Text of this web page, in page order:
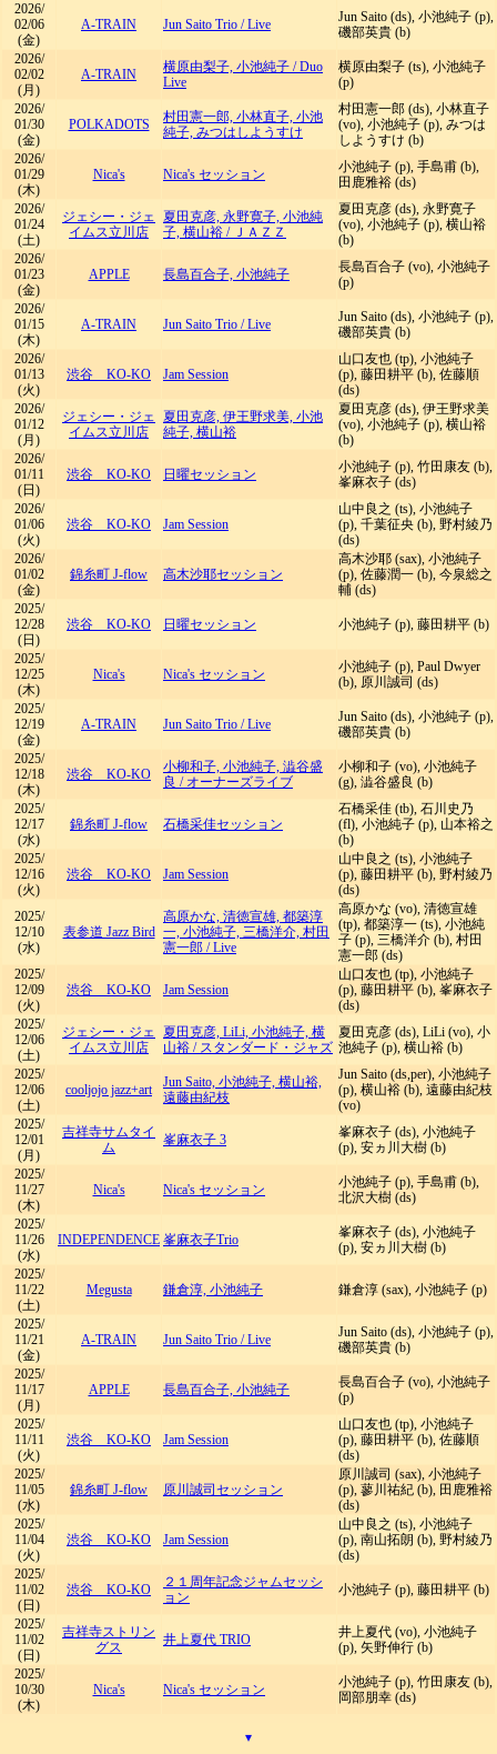
2026/
02/06
(金)
A-TRAIN Jun Saito Trio /Live
Jun Saito (ds), 小池純子 (p),
磯部英貴 (b)
2026/
02/02
(月)
A-TRAIN 横原由梨子, 小池純子 /Duo
Live
横原由梨子 (ts), 小池純子
(p)
2026/
01/30
(金)
POLKADOTS
村田憲一郎, 小林直子, 小池
純子, みつはしようすけ
村田憲一郎 (ds), 小林直子
(vo), 小池純子 (p), みつは
しようすけ (b)
2026/
01/29
(木)
Nica's Nica's セッション
小池純子 (p), 手島甫 (b),
田鹿雅裕 (ds)
2026/
01/24
(土)
ジェシー・ジェ
イムス立川店
夏田克彦, 永野寛子, 小池純
子, 横山裕 / ＪＡＺＺ
夏田克彦 (ds), 永野寛子
(vo), 小池純子 (p), 横山裕
(b)
2026/
01/23
(金)
APPLE 長島百合子, 小池純子
長島百合子 (vo), 小池純子
(p)
2026/
01/15
(木)
A-TRAIN Jun Saito Trio /Live
Jun Saito (ds), 小池純子 (p),
磯部英貴 (b)
2026/
01/13
(火)
渋谷 KO-KO Jam Session
山口友也 (tp), 小池純子
(p), 藤田耕平 (b), 佐藤順
(ds)
2026/
01/12
(月)
ジェシー・ジェ
イムス立川店
夏田克彦, 伊王野求美, 小池
純子, 横山裕
夏田克彦 (ds), 伊王野求美
(vo), 小池純子 (p), 横山裕
(b)
2026/
01/11
(日)
渋谷 KO-KO 日曜セッション
小池純子 (p), 竹田康友 (b),
峯麻衣子 (ds)
2026/
01/06
(火)
渋谷 KO-KO Jam Session
山中良之 (ts), 小池純子
(p), 千葉征央 (b), 野村綾乃
(ds)
2026/
01/02
(金)
錦糸町 J-flow 高木沙耶セッション
高木沙耶 (sax), 小池純子
(p), 佐藤潤一 (b), 今泉総之
輔 (ds)
2025/
12/28
(日)
渋谷 KO-KO 日曜セッション 小池純子 (p), 藤田耕平 (b)
2025/
12/25
(木)
Nica's Nica's セッション
小池純子 (p), Paul Dwyer
(b), 原川誠司 (ds)
2025/
12/19
(金)
A-TRAIN Jun Saito Trio /Live
Jun Saito (ds), 小池純子 (p),
磯部英貴 (b)
2025/
12/18
(木)
渋谷 KO-KO
小柳和子, 小池純子, 澁谷盛
良 / オーナーズライブ
小柳和子 (vo), 小池純子
(g), 澁谷盛良 (b)
2025/
12/17
(水)
錦糸町 J-flow 石橋采佳セッション
石橋采佳 (tb), 石川史乃
(fl), 小池純子 (p), 山本裕之
(b)
2025/
12/16
(火)
渋谷 KO-KO Jam Session
山中良之 (ts), 小池純子
(p), 藤田耕平 (b), 野村綾乃
(ds)
2025/
12/10
(水)
表参道 Jazz Bird
高原かな, 清徳宣雄, 都築淳
一, 小池純子, 三橋洋介, 村田
憲一郎 /Live
高原かな (vo), 清徳宣雄
(tp), 都築淳一 (ts), 小池純
子 (p), 三橋洋介 (b), 村田
憲一郎 (ds)
2025/
12/09
(火)
渋谷 KO-KO Jam Session
山口友也 (tp), 小池純子
(p), 藤田耕平 (b), 峯麻衣子
(ds)
2025/
12/06
(土)
ジェシー・ジェ
イムス立川店
夏田克彦, LiLi, 小池純子, 横
山裕 / スタンダード・ジャズ
夏田克彦 (ds), LiLi (vo), 小
池純子 (p), 横山裕 (b)
2025/
12/06
(土)
cooljojo jazz+art
Jun Saito, 小池純子, 横山裕,
遠藤由紀枝
Jun Saito (ds,per), 小池純子
(p), 横山裕 (b), 遠藤由紀枝
(vo)
2025/
12/01
(月)
吉祥寺サムタイ
ム
峯麻衣子 3
峯麻衣子 (ds), 小池純子
(p), 安ヵ川大樹 (b)
2025/
11/27
(木)
Nica's Nica's セッション
小池純子 (p), 手島甫 (b),
北沢大樹 (ds)
2025/
11/26
(水)
INDEPENDENCE 峯麻衣子Trio
峯麻衣子 (ds), 小池純子
(p), 安ヵ川大樹 (b)
2025/
11/22
(土)
Megusta 鎌倉淳, 小池純子 鎌倉淳 (sax), 小池純子 (p)
2025/
11/21
(金)
A-TRAIN Jun Saito Trio /Live
Jun Saito (ds), 小池純子 (p),
磯部英貴 (b)
2025/
11/17
(月)
APPLE 長島百合子, 小池純子
長島百合子 (vo), 小池純子
(p)
2025/
11/11
(火)
渋谷 KO-KO Jam Session
山口友也 (tp), 小池純子
(p), 藤田耕平 (b), 佐藤順
(ds)
2025/
11/05
(水)
錦糸町 J-flow 原川誠司セッション
原川誠司 (sax), 小池純子
(p), 蓼川祐紀 (b), 田鹿雅裕
(ds)
2025/
11/04
(火)
渋谷 KO-KO Jam Session
山中良之 (ts), 小池純子
(p), 南山拓朗 (b), 野村綾乃
(ds)
2025/
11/02
(日)
渋谷 KO-KO
２１周年記念ジャムセッシ
ョン
小池純子 (p), 藤田耕平 (b)
2025/
11/02
(日)
吉祥寺ストリン
グス
井上夏代 TRIO
井上夏代 (vo), 小池純子
(p), 矢野伸行 (b)
2025/
10/30
(木)
Nica's Nica's セッション
小池純子 (p), 竹田康友 (b),
岡部朋幸 (ds)
▾